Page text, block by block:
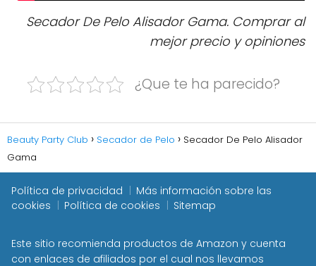
Secador De Pelo Alisador Gama. Comprar al
mejor precio y opiniones
¿Que te ha parecido?
Beauty Party Club Secador de Pelo
Secador De Pelo Alisador
Gama
Política de privacidad
Más información sobre las
cookies
Política de cookies Sitemap
Este sitio recomienda productos de Amazon y cuenta
con enlaces de afiliados por el cual nos llevamos